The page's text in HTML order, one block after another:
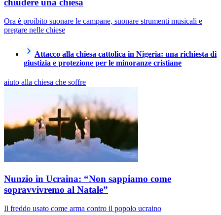
Ora è proibito suonare le campane, suonare strumenti musicali e
pregare nelle chiese
Attacco alla chiesa cattolica in Nigeria: una richiesta di
giustizia e protezione per le minoranze cristiane
aiuto alla chiesa che soffre
Nunzio in Ucraina: “Non sappiamo come
sopravvivremo al Natale”
Il freddo usato come arma contro il popolo ucraino